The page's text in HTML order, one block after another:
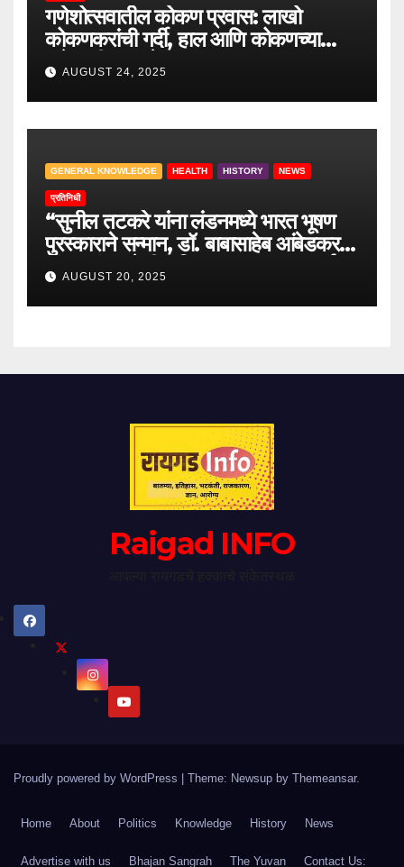
गणेशोत्सवातील कोकण प्रवास: लाखो
कोकणकरांची गर्दी, हाल आणि कोकणच्या
वाटेवरची आव्हाने
AUGUST 24, 2025
GENERAL KNOWLEDGE HEALTH HISTORY NEWS
प्रतिनिधी
“सुनील तटकरे यांना लंडनमध्ये भारत भूषण
पुरस्काराने सन्मान, डॉ. बाबासाहेब आंबेडकर
यांच्या लंडन येथील निवासस्थानाला भावपूर्ण
भेट”AUGUST 20, 2025
Raigad INFO
Proudly powered by WordPress Theme: Newsup by Themeansar.
Home About Politics Knowledge History News
Advertise with us Bhajan Sangrah The Yuvan Contact Us: